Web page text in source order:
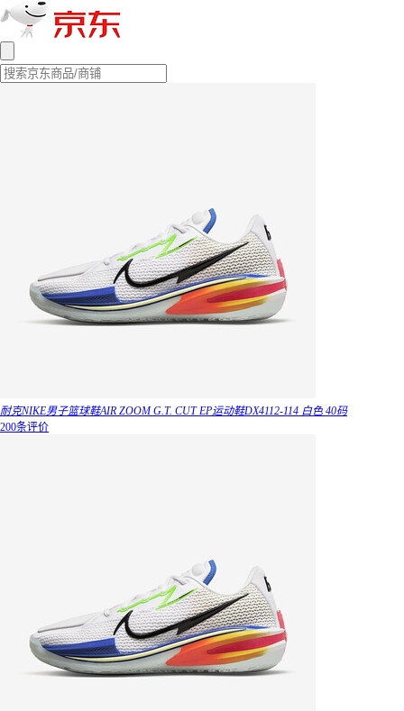
耐克NIKE男子篮球鞋AIR ZOOM G.T. CUT EP运动鞋DX4112-114 白色 40码
200条评价